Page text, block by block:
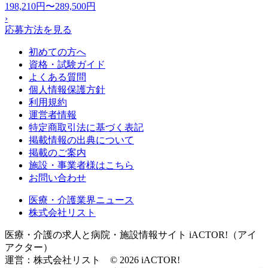
198,210円〜289,500円
›
応募方法を見る
初めての方へ
資格・試験ガイド
よくある質問
個人情報保護方針
利用規約
運営者情報
特定商取引法に基づく表記
掲載情報の出典について
掲載のご案内
施設・事業者様はこちら
お問い合わせ
医療・介護業界ニュース
株式会社リスト
医療・介護の求人と病院・施設情報サイト iACTOR!（アイ
アクター）
運営：株式会社リスト © 2026 iACTOR!